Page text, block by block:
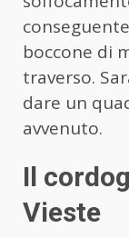
boccone di
traverso.
dare un
avvenuto.
Il
Vieste